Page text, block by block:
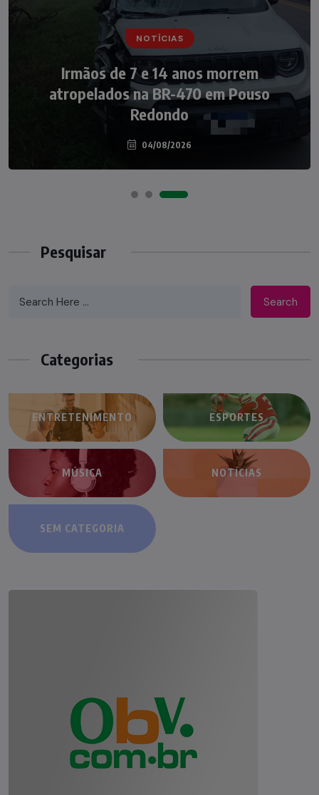
NOTÍCIAS
Irmãos de 7 e 14 anos morrem
atropelados na BR-470 em Pouso
Redondo
04/08/2026
NOTÍCIAS
Nádia Menegazzi leva o nome de Taió ao
palco do Programa Silvio Santos
07/08/2026
Pesquisar
Search
Categorias
ENTRETENIMENTO ESPORTES
MÚSICA NOTÍCIAS
SEM CATEGORIA